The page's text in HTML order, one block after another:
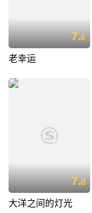
7.6
老幸运
7.0
大洋之间的灯光